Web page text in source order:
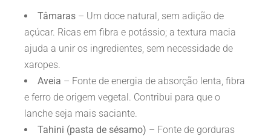
Tâmaras – Um doce natural, sem adição de
açúcar. Ricas em fibra e potássio; a textura macia
ajuda a unir os ingredientes, sem necessidade de
xaropes.
Aveia – Fonte de energia de absorção lenta, fibra
e ferro de origem vegetal. Contribui para que o
lanche seja mais saciante.
Tahini (pasta de sésamo) – Fonte de gorduras